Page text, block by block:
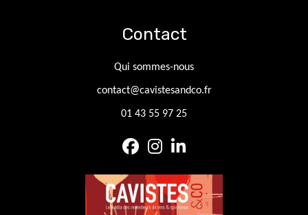
Contact
Qui sommes-nous
contact@cavistesandco.fr
01 43 55 97 25